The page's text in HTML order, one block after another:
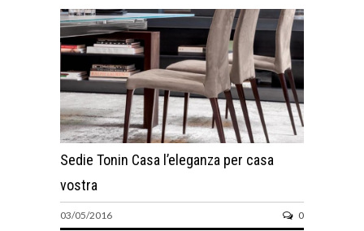
Sedie Tonin Casa l’eleganza per casa
vostra
03/05/2016 0